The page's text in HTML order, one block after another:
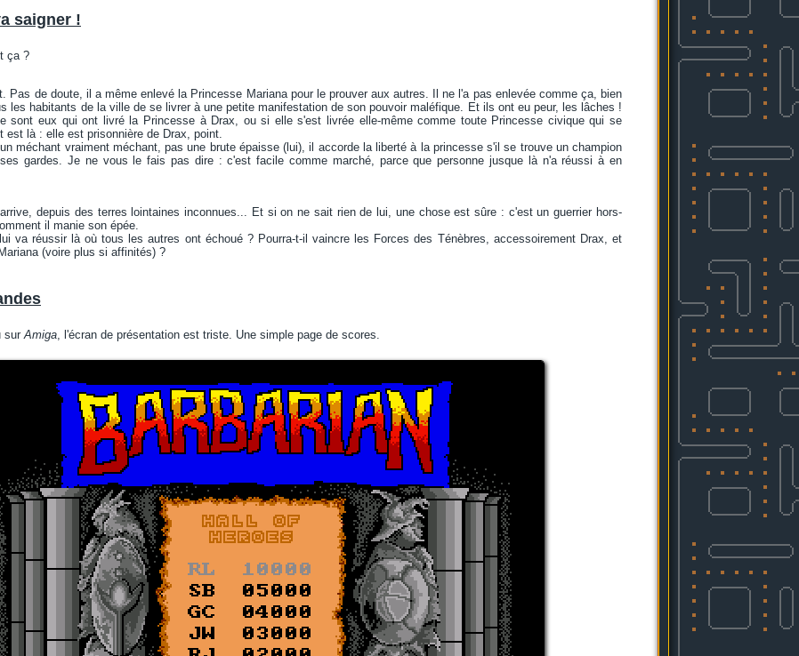
saigner !
ça ?
Pas de doute, il a même enlevé la Princesse Mariana pour le prouver aux autres. Il ne l'a pas enlevée comme ça, bien
les habitants de la ville de se livrer à une petite manifestation de son pouvoir maléfique. Et ils ont eu peur, les lâches !
sont eux qui ont livré la Princesse à Drax, ou si elle s'est livrée elle-même comme toute Princesse civique qui se
est là : elle est prisonnière de Drax, point.
méchant vraiment méchant, pas une brute épaisse (lui), il accorde la liberté à la princesse s'il se trouve un champion
gardes. Je ne vous le fais pas dire : c'est facile comme marché, parce que personne jusque là n'a réussi à en
depuis des terres lointaines inconnues... Et si on ne sait rien de lui, une chose est sûre : c'est un guerrier hors-
il manie son épée.
va réussir là où tous les autres ont échoué ? Pourra-t-il vaincre les Forces des Ténèbres, accessoirement Drax, et
(voire plus si affinités) ?
surAmiga, l'écran de présentation est triste. Une simple page de scores.